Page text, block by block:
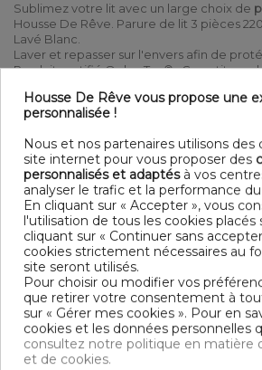
Sublimez votre lit avec un large choix de
Housse De Rêve. Parure de lit 3 pièces
Lavé Blanc.
Laver et repasser sur l'envers afin de
Produit certifié Oeko-Tex® : Garantit que
certifiés ne présentent pas de
à la santé.
DÉTAIL
Matière : Lin et Coton Lavé
Couleur : Blanc
Entretien : Lavable en machine à 30°C
Parure de lit 3 pièces
Finition housse de couette : Bouton
Finition taie d'oreiller : Sac
Modèle : Blanc
Tissage serré - 57 fils /cm²
DIMENSIONS & GUIDE
Housse de couette
140 x 200 cm : 1 personne
200 x 200 cm : 1-2 personnes
Housse De Rêve vous propose une
personnalisée !
Nous et nos partenaires utilisons des
site internet pour vous proposer des
personnalisés et adaptésà vos
analyser le trafic et la performance
En cliquant sur « Accepter », vous
l'utilisation de tous les cookies placés
cliquant sur « Continuer sans
cookies strictement nécessaires au
site seront utilisés.
Pour choisir ou modifier vos
que retirer votre consentement à
sur « Gérer mes cookies ». Pour en
cookies et les données personnelles
consultez notre politique en matière
et de cookies.